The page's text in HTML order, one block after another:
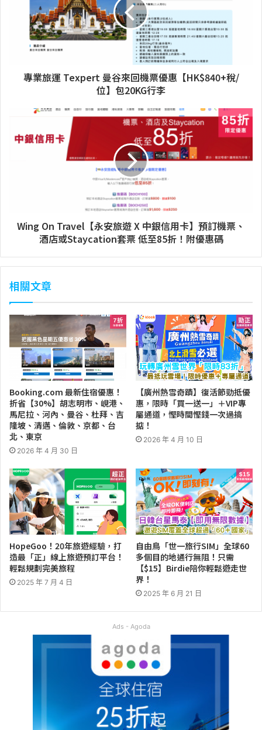
專業旅運 Texpert 曼谷來回機票優惠【HK$840+稅/
位】包20KG行李
Wing On Travel【永安旅遊 X 中銀信用卡】預訂機票、
酒店或Staycation套票 低至85折！附優惠碼
相關文章
Booking.com 最新住宿優惠！
折省【30%】胡志明市、峴港、
馬尼拉、河內、曼谷、杜拜、吉
隆坡、清邁、倫敦、京都、台
北、東京
2026 年 4 月 30 日
【廣州熱雪奇蹟】復活節勁抵優
惠，限時「買一送一」＋VIP專
屬通道，慳時間慳錢一次過搞
掂！
2026 年 4 月 10 日
HopeGoo！20年旅遊經驗，打
造最「正」線上旅遊預訂平台！
輕鬆規劃完美旅程
2025 年 7 月 4 日
自由鳥「世一旅行SIM」全球60
多個目的地通行無阻！只需
【$15】Birdie陪你輕鬆遊走世
界！
2025 年 6 月 21 日
Ads - Agoda